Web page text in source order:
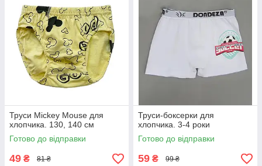
Труси Mickey Mouse для
хлопчика. 130, 140 см
Готово до відправки
49 ₴ 81 ₴
Труси-боксерки для
хлопчика. 3-4 роки
Готово до відправки
59 ₴ 99 ₴